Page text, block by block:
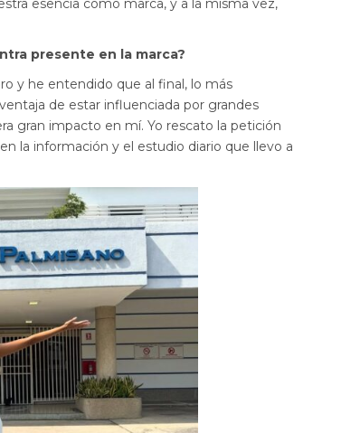
esencia como marca, y a la misma vez,
presente en la marca?
y he entendido que al final, lo más
de estar influenciada por grandes
gran impacto en mí. Yo rescato la petición
la información y el estudio diario que llevo a